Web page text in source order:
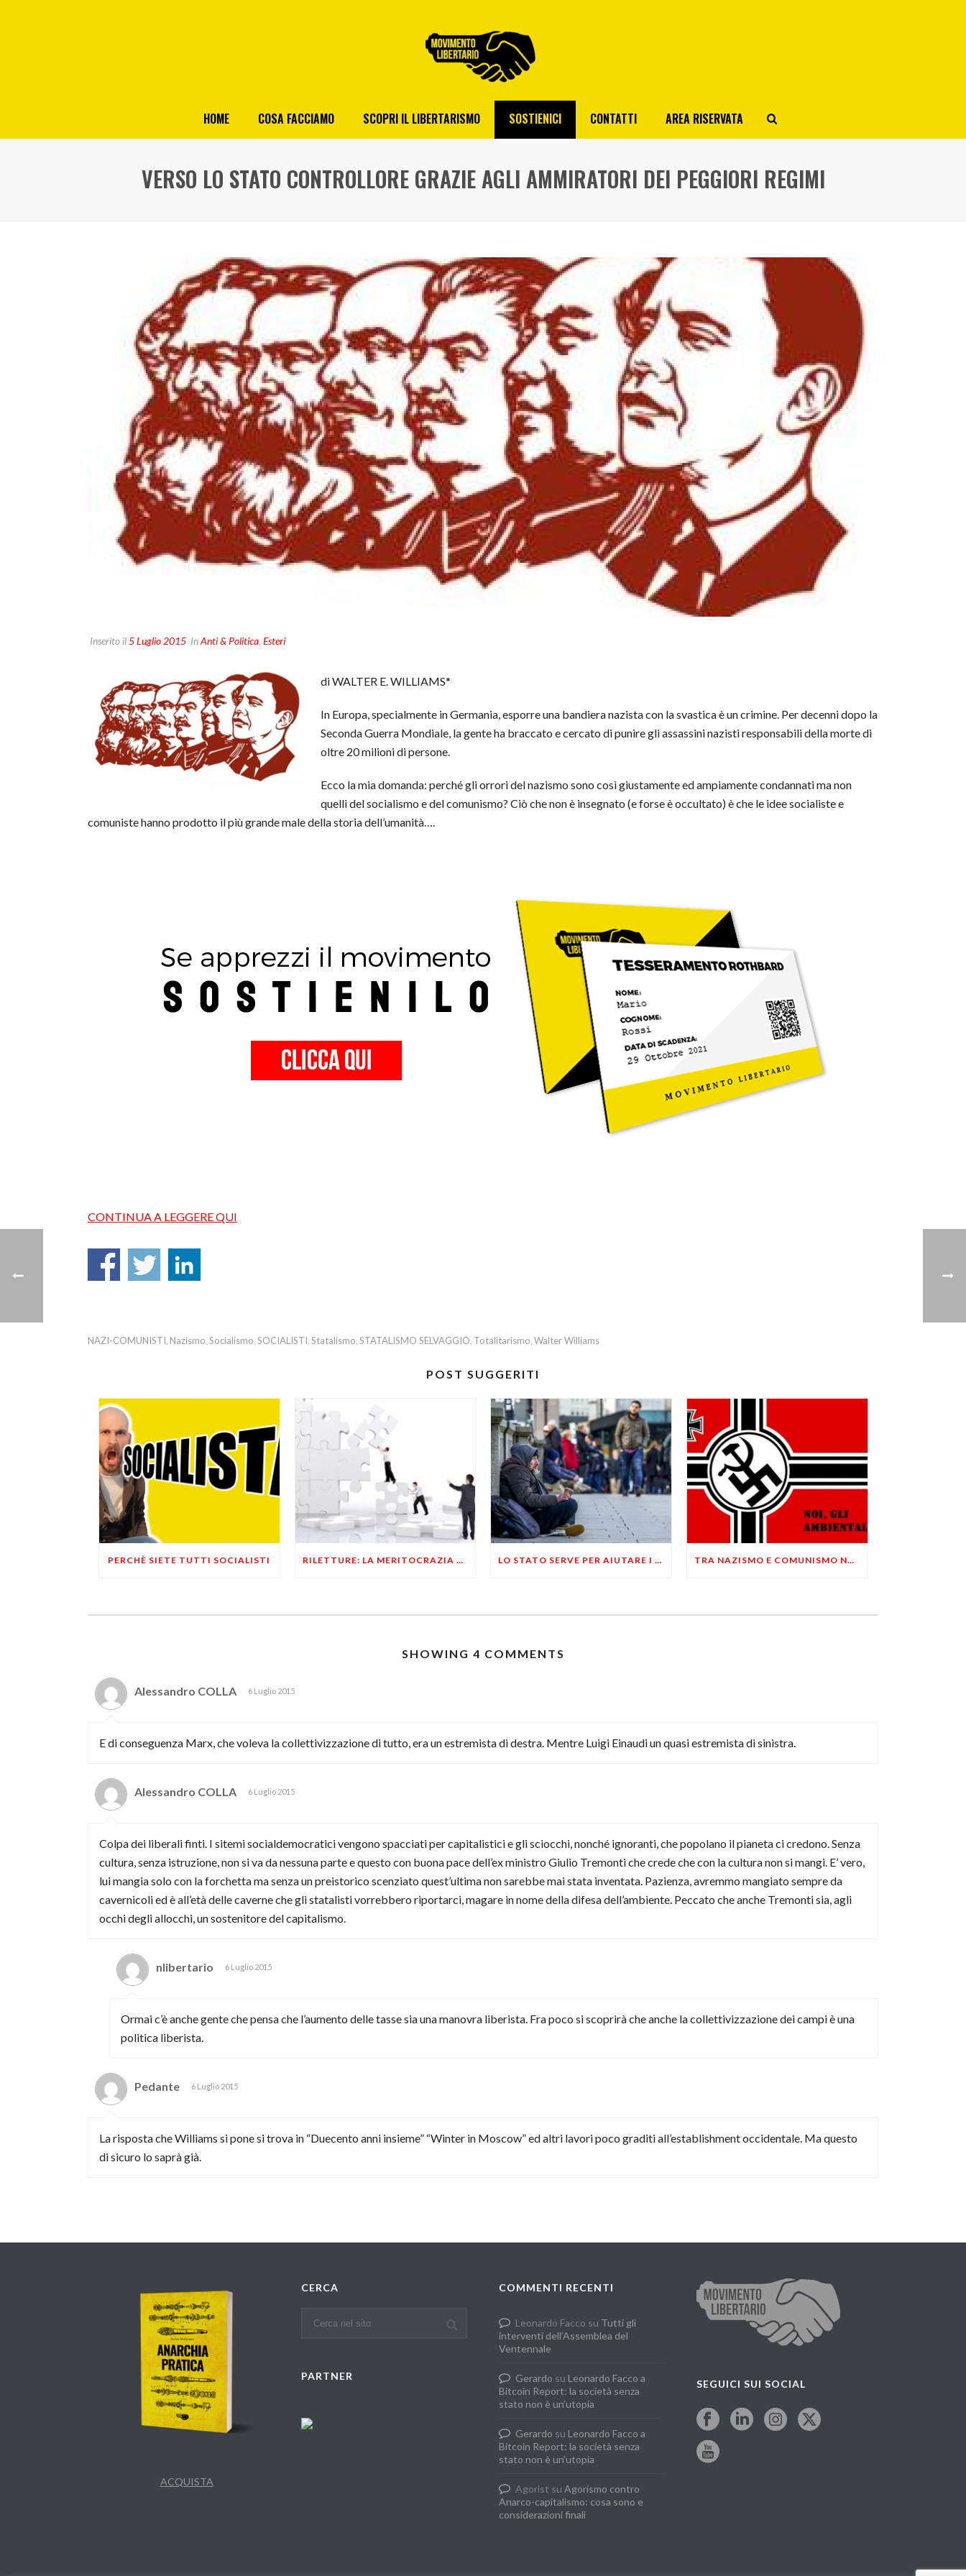
HOME COSA FACCIAMO SCOPRI IL LIBERTARISMO SOSTIENICI CONTATTI AREA RISERVATA
VERSO LO STATO CONTROLLORE GRAZIE AGLI AMMIRATORI DEI PEGGIORI REGIMI
Inserito il5 Luglio 2015 InAnti & Politica, Esteri
di WALTER E. WILLIAMS*
In Europa, specialmente in Germania, esporre una bandiera nazista con la svastica è un crimine. Per decenni dopo la
Seconda Guerra Mondiale, la gente ha braccato e cercato di punire gli assassini nazisti responsabili della morte di
oltre 20 milioni di persone.
Ecco la mia domanda: perché gli orrori del nazismo sono così giustamente ed ampiamente condannati ma non
quelli del socialismo e del comunismo? Ciò che non è insegnato (e forse è occultato) è che le idee socialiste e
comuniste hanno prodotto il più grande male della storia dell’umanità….
CONTINUA A LEGGERE QUI
NAZI-COMUNISTI, Nazismo, Socialismo, SOCIALISTI, Statalismo, STATALISMO SELVAGGIO, Totalitarismo, Walter Williams
POST SUGGERITI
PERCHÈ SIETE TUTTI SOCIALISTI RILETTURE: LA MERITOCRAZIA E’ L’ESSENZA STESSA DELLO STATALISMO LO STATO SERVE PER AIUTARE I POVERI TRA NAZISMO E COMUNISMO NON ESISTE UNA SOLA DIFFERENZA
SHOWING 4 COMMENTS
Alessandro COLLA 6 Luglio 2015
E di conseguenza Marx, che voleva la collettivizzazione di tutto, era un estremista di destra. Mentre Luigi Einaudi un quasi estremista di sinistra.
Alessandro COLLA 6 Luglio 2015
Colpa dei liberali finti. I sitemi socialdemocratici vengono spacciati per capitalistici e gli sciocchi, nonché ignoranti, che popolano il pianeta ci credono. Senza
cultura, senza istruzione, non si va da nessuna parte e questo con buona pace dell’ex ministro Giulio Tremonti che crede che con la cultura non si mangi. E’ vero,
lui mangia solo con la forchetta ma senza un preistorico scenziato quest’ultima non sarebbe mai stata inventata. Pazienza, avremmo mangiato sempre da
cavernicoli ed è all’età delle caverne che gli statalisti vorrebbero riportarci, magare in nome della difesa dell’ambiente. Peccato che anche Tremonti sia, agli
occhi degli allocchi, un sostenitore del capitalismo.
nlibertario 6 Luglio 2015
Ormai c’è anche gente che pensa che l’aumento delle tasse sia una manovra liberista. Fra poco si scoprirà che anche la collettivizzazione dei campi è una
politica liberista.
Pedante 6 Luglio 2015
La risposta che Williams si pone si trova in “Duecento anni insieme” “Winter in Moscow” ed altri lavori poco graditi all’establishment occidentale. Ma questo
di sicuro lo saprà già.
ACQUISTA
CERCA
PARTNER
COMMENTI RECENTI
Leonardo Facco su Tutti gli
interventi dell’Assemblea del
Ventennale
Gerardo su Leonardo Facco a
Bitcoin Report: la società senza
stato non è un’utopia
Gerardo su Leonardo Facco a
Bitcoin Report: la società senza
stato non è un’utopia
Agorist su Agorismo contro
Anarco-capitalismo: cosa sono e
considerazioni finali
SEGUICI SUI SOCIAL